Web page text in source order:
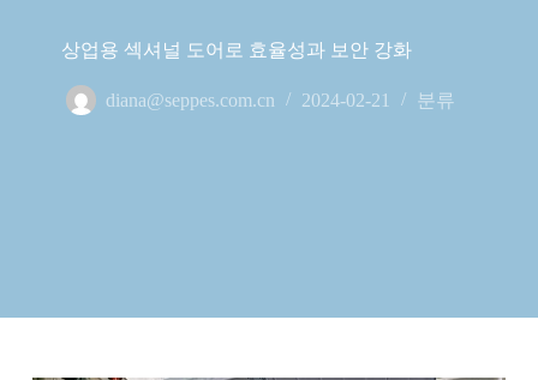
상업용 섹셔널 도어로 효율성과 보안 강화
diana@seppes.com.cn 2024-02-21 분류